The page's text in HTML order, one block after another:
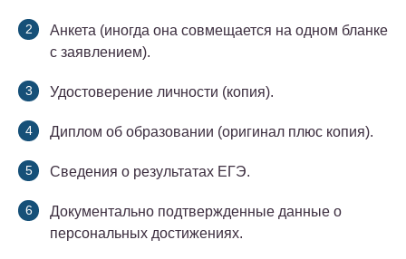
Анкета (иногда она совмещается на одном бланке
с заявлением).
Удостоверение личности (копия).
Диплом об образовании (оригинал плюс копия).
Сведения о результатах ЕГЭ.
Документально подтвержденные данные о
персональных достижениях.